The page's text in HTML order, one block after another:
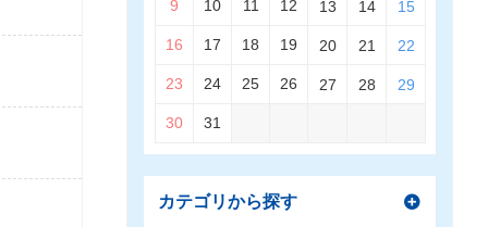
9 10 11 12 13 14 15
16 17 18 19 20 21 22
23 24 25 26 27 28 29
30 31
カテゴリから探す